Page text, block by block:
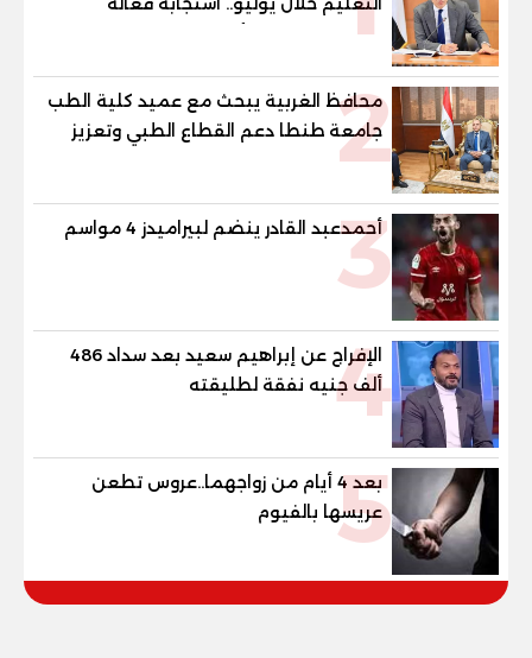
لشكاوى الطلاب وأولياء الأمور
2
محافظ الغربية يبحث مع عميد كلية الطب
جامعة طنطا دعم القطاع الطبي وتعزيز
الاستفادة من الخبرات الأكاديمية
3
أحمدعبد القادر ينضم لبيراميدز 4 مواسم
4
الإفراج عن إبراهيم سعيد بعد سداد 486
ألف جنيه نفقة لطليقته
5بعد 4 أيام من زواجهما..عروس تطعن
عريسها بالفيوم